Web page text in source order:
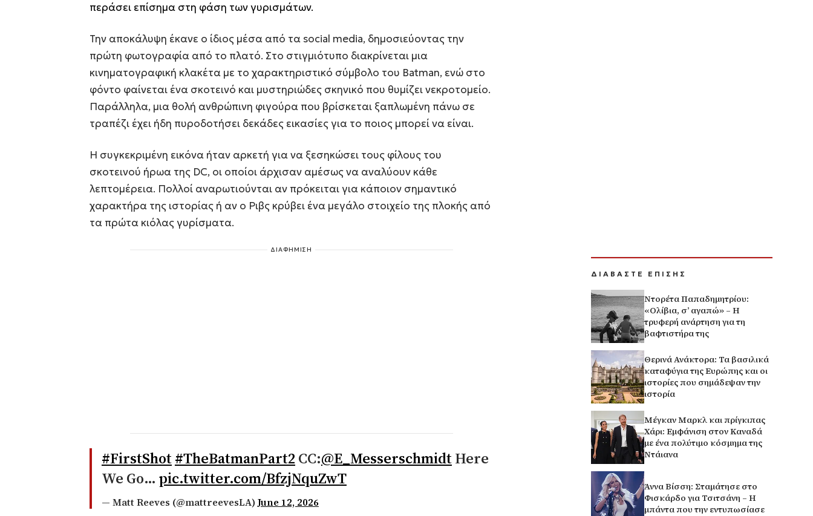
περάσει επίσημα στη φάση των γυρισμάτων.
Την αποκάλυψη έκανε ο ίδιος μέσα από τα social media, δημοσιεύοντας την
πρώτη φωτογραφία από το πλατό. Στο στιγμιότυπο διακρίνεται μια
κινηματογραφική κλακέτα με το χαρακτηριστικό σύμβολο του Batman, ενώ στο
φόντο φαίνεται ένα σκοτεινό και μυστηριώδες σκηνικό που θυμίζει νεκροτομείο.
Παράλληλα, μια θολή ανθρώπινη φιγούρα που βρίσκεται ξαπλωμένη πάνω σε
τραπέζι έχει ήδη πυροδοτήσει δεκάδες εικασίες για το ποιος μπορεί να είναι.
Η συγκεκριμένη εικόνα ήταν αρκετή για να ξεσηκώσει τους φίλους του
σκοτεινού ήρωα της DC, οι οποίοι άρχισαν αμέσως να αναλύουν κάθε
λεπτομέρεια. Πολλοί αναρωτιούνται αν πρόκειται για κάποιον σημαντικό
χαρακτήρα της ιστορίας ή αν ο Ριβς κρύβει ένα μεγάλο στοιχείο της πλοκής από
τα πρώτα κιόλας γυρίσματα.
ΔΙΑΦΗΜΙΣΗ
#FirstShot#TheBatmanPart2 CC:@E_MesserschmidtHere
We Go… pic.twitter.com/BfzjNquZwT
— Matt Reeves (@mattreevesLA) June 12, 2026
ΔΙΑΒΑΣΤΕ ΕΠΙΣΗΣ
Ντορέτα Παπαδημητρίου:
«Ολίβια, σ’ αγαπώ» – Η
τρυφερή ανάρτηση για τη
βαφτιστήρα της
Θερινά Ανάκτορα: Τα βασιλικά
καταφύγια της Ευρώπης και οι
ιστορίες που σημάδεψαν την
ιστορία
Μέγκαν Μαρκλ και πρίγκιπας
Χάρι: Εμφάνιση στον Καναδά
με ένα πολύτιμο κόσμημα της
Ντάιανα
Άννα Βίσση: Σταμάτησε στο
Φισκάρδο για Τσιτσάνη – Η
μπάντα που την εντυπωσίασε